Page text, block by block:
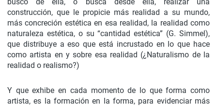
construcción, que le propicie más realidad a su mundo,
más concreción estética en esa realidad, la realidad como
naturaleza estética, o su “cantidad estética” (G. Simmel),
que distribuye a eso que está incrustado en lo que hace
como artista en y sobre esa realidad (¿Naturalismo de la
realidad o realismo?)
Y que exhibe en cada momento de lo que forma como
artista, es la formación en la forma, para evidenciar más